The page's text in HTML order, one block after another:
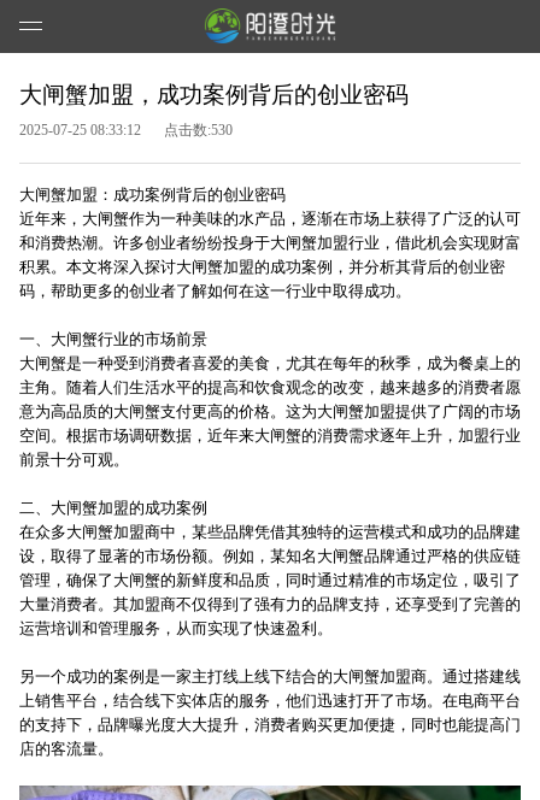
大闸蟹加盟，成功案例背后的创业密码
2025-07-25 08:33:12 点击数:530
大闸蟹加盟：成功案例背后的创业密码
近年来，大闸蟹作为一种美味的水产品，逐渐在市场上获得了广泛的认可
和消费热潮。许多创业者纷纷投身于大闸蟹加盟行业，借此机会实现财富
积累。本文将深入探讨大闸蟹加盟的成功案例，并分析其背后的创业密
码，帮助更多的创业者了解如何在这一行业中取得成功。
一、大闸蟹行业的市场前景
大闸蟹是一种受到消费者喜爱的美食，尤其在每年的秋季，成为餐桌上的
主角。随着人们生活水平的提高和饮食观念的改变，越来越多的消费者愿
意为高品质的大闸蟹支付更高的价格。这为大闸蟹加盟提供了广阔的市场
空间。根据市场调研数据，近年来大闸蟹的消费需求逐年上升，加盟行业
前景十分可观。
二、大闸蟹加盟的成功案例
在众多大闸蟹加盟商中，某些品牌凭借其独特的运营模式和成功的品牌建
设，取得了显著的市场份额。例如，某知名大闸蟹品牌通过严格的供应链
管理，确保了大闸蟹的新鲜度和品质，同时通过精准的市场定位，吸引了
大量消费者。其加盟商不仅得到了强有力的品牌支持，还享受到了完善的
运营培训和管理服务，从而实现了快速盈利。
另一个成功的案例是一家主打线上线下结合的大闸蟹加盟商。通过搭建线
上销售平台，结合线下实体店的服务，他们迅速打开了市场。在电商平台
的支持下，品牌曝光度大大提升，消费者购买更加便捷，同时也能提高门
店的客流量。